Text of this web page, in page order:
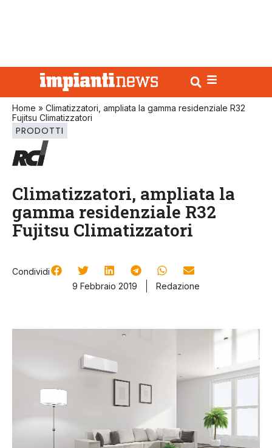
Home » Climatizzatori, ampliata la gamma residenziale R32
Fujitsu Climatizzatori
PRODOTTI
Climatizzatori, ampliata la
gamma residenziale R32
Fujitsu Climatizzatori
Condividi
9 Febbraio 2019
Redazione